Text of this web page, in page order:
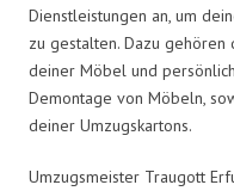
Dienstleistungen an, um
zu gestalten. Dazu gehören
deiner Möbel und
Demontage von Möbeln,
deiner Umzugskartons.
Umzugsmeister Traugott